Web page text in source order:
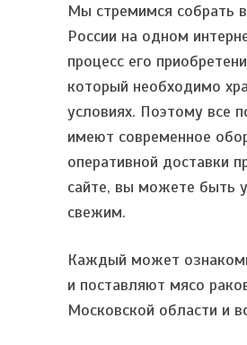
Мы стремимся собрать
России на одном
процесс его
который необходимо
условиях. Поэтому все
имеют современное
оперативной доставки
сайте, вы можете быть
свежим.
Каждый может
и поставляют мясо
Московской области и